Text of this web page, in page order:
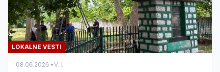
LOKALNE VESTI
08.06.2026.•V. I.